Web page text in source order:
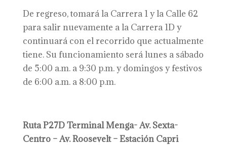
De regreso, tomará la Carrera 1 y la Calle 62
para salir nuevamente a la Carrera 1D y
continuará con el recorrido que actualmente
tiene. Su funcionamiento será lunes a sábado
de 5:00 a.m. a 9:30 p.m. y domingos y festivos
de 6:00 a.m. a 8:00 p.m.
Ruta P27D Terminal Menga- Av. Sexta-
Centro – Av. Roosevelt – Estación Capri